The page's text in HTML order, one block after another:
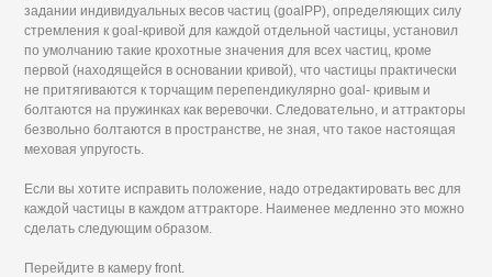
задании индивидуальных весов частиц (goalPP), определяющих силу
стремления к goal-кривой для каждой отдельной частицы, установил
по умолчанию такие крохотные значения для всех частиц, кроме
первой (находящейся в основании кривой), что частицы практически
не притягиваются к торчащим перепендикулярно goal- кривым и
болтаются на пружинках как веревочки. Следовательно, и аттракторы
безвольно болтаются в пространстве, не зная, что такое настоящая
меховая упругость.
Если вы хотите исправить положение, надо отредактировать вес для
каждой частицы в каждом аттракторе. Наименее медленно это можно
сделать следующим образом.
Перейдите в камеру front.